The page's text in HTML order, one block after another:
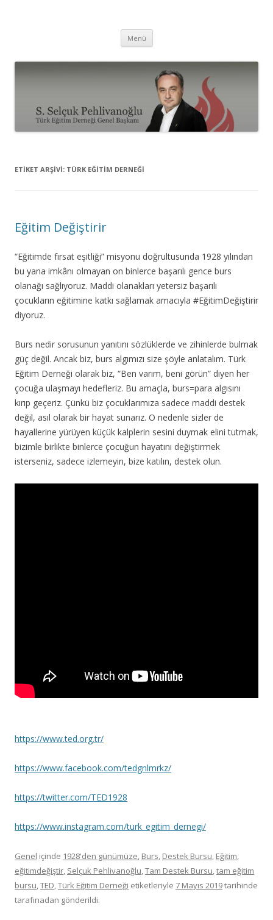
Menü İçeriğe
ETIKET ARŞIVI: TÜRK EĞITIM DERNEĞI
Eğitim Değiştirir
“Eğitimde fırsat eşitliği” misyonu doğrultusunda 1928 yılından
bu yana imkânı olmayan on binlerce başarılı gence burs
olanağı sağlıyoruz. Maddi olanakları yetersiz başarılı
çocukların eğitimine katkı sağlamak amacıyla #EğitimDeğiştirir
diyoruz.
Burs nedir sorusunun yanıtını sözlüklerde ve zihinlerde bulmak
güç değil. Ancak biz, burs algımızı size şöyle anlatalım. Türk
Eğitim Derneği olarak biz, “Ben varım, beni görün” diyen her
çocuğa ulaşmayı hedefleriz. Bu amaçla, burs=para algısını
kırıp geçeriz. Çünkü biz çocuklarımıza sadece maddi destek
değil, asıl olarak bir hayat sunarız. O nedenle sizler de
hayallerine yürüyen küçük kalplerin sesini duymak elini tutmak,
bizimle birlikte binlerce çocuğun hayatını değiştirmek
isterseniz, sadece izlemeyin, bize katılın, destek olun.
https://www.ted.org.tr/
https://www.facebook.com/tedgnlmrkz/
https://twitter.com/TED1928
https://www.instagram.com/turk_egitim_dernegi/
Genel içinde 1928'den günümüze, Burs, Destek Bursu, Eğitim,
eğitimdeğiştir, Selçuk Pehlivanoğlu,Tam Destek Bursu,tam eğitim
bursu,TED,Türk Eğitim Derneği etiketleriyle 7 Mayıs 2019tarihinde
tarafınadan gönderildi.